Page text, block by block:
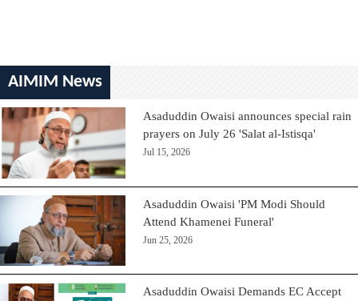
AIMIM News
Asaduddin Owaisi announces special rain
prayers on July 26 'Salat al-Istisqa'
Jul 15, 2026
Asaduddin Owaisi 'PM Modi Should
Attend Khamenei Funeral'
Jun 25, 2026
Asaduddin Owaisi Demands EC Accept